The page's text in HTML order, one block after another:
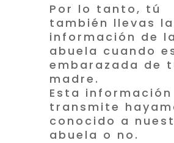
Por lo tanto, tú
también llevas la
información de la
abuela cuando
embarazada de
madre.
Esta información
transmite
conocido a
abuela o no.